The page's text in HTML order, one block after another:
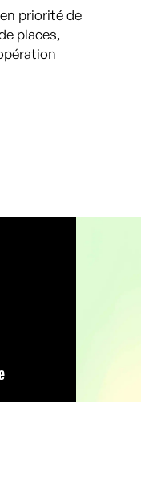
priorité de
places,